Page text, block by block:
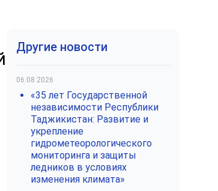
Другие новости
06.08.2026
«35 лет Государственной
независимости Республики
Таджикистан: Развитие и
укрепление
гидрометеорологического
мониторинга и защиты
ледников в условиях
изменения климата»